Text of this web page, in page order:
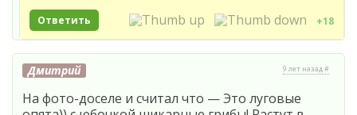
Ответить +18
Дмитрий 9 лет назад #
На фото-доселе и считал что — Это луговые